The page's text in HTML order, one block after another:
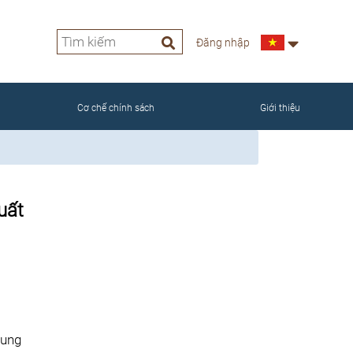
Đăng nhập
Cơ chế chính sách Giới thiệu